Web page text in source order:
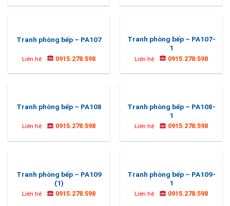
Tranh phòng bếp – PA107
Liên hệ 0915.278.598
Tranh phòng bếp – PA107-
1
Liên hệ 0915.278.598
Tranh phòng bếp – PA108
Liên hệ 0915.278.598
Tranh phòng bếp – PA108-
1
Liên hệ 0915.278.598
Tranh phòng bếp – PA109
(1)
Liên hệ 0915.278.598
Tranh phòng bếp – PA109-
1
Liên hệ 0915.278.598